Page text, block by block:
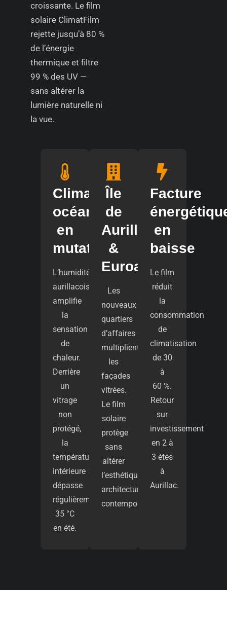
croissante. Le film
solaire ClimatFilm
rejette jusqu’à 80 %
de l’énergie
thermique et filtre
99 % des UV —
sans altérer la
lumière naturelle ni
la vue.
Climat
océanique
en
mutation
L’humidité
aurillacoise
amplifie
la
sensation
de
chaleur.
Derrière
un
vitrage
non
protégé,
la
température
intérieure
dépasse
régulièrement
35 °C
en été.
Île
de
Aurillac
&
Euroaurillac
Les
nouveaux
quartiers
d’affaires
multiplient
les
façades
vitrées.
Le film
solaire
protège
sans
altérer
l’esthétique
architecturale
contemporaine.
Facture
en
baisse
Le film
réduit
la
consommation
de
climatisation
de 30
à
60 %.
Retour
sur
investissement
en 2 à
3 étés
à
Aurillac.